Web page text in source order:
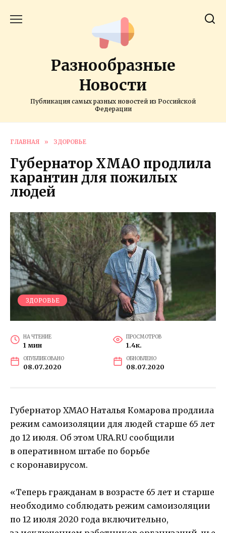
Разнообразные
Новости
Публикация самых разных новостей из Российской
Федерации
ГЛАВНАЯ » ЗДОРОВЬЕ
Губернатор ХМАО продлила
карантин для пожилых
людей
ЗДОРОВЬЕ
НА ЧТЕНИЕ
1 мин
ПРОСМОТРОВ
1.4к.
ОПУБЛИКОВАНО
08.07.2020
ОБНОВЛЕНО
08.07.2020
Губернатор ХМАО Наталья Комарова продлила
режим самоизоляции для людей старше 65 лет
до 12 июля. Об этом URA.RU сообщили
в оперативном штабе по борьбе
с коронавирусом.
«Теперь гражданам в возрасте 65 лет и старше
необходимо соблюдать режим самоизоляции
по 12 июля 2020 года включительно,